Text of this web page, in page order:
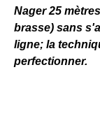
Nager 25
brasse) sans
ligne; la
perfectionner.